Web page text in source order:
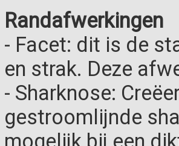
Randafwerkingen
- Facet: dit is de
en strak. Deze
- Sharknose:
gestroomlijnde
mogelijk bij een